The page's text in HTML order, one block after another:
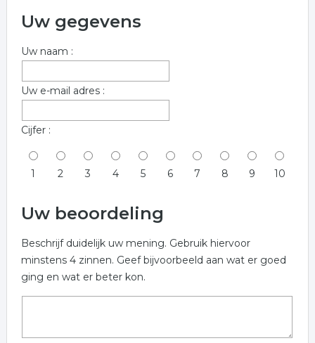
Uw gegevens
Uw naam :
Uw e-mail adres :
Cijfer :
1 2 3 4 5 6 7 8 9 10
Uw beoordeling
Beschrijf duidelijk uw mening. Gebruik hiervoor
minstens 4 zinnen. Geef bijvoorbeeld aan wat er goed
ging en wat er beter kon.